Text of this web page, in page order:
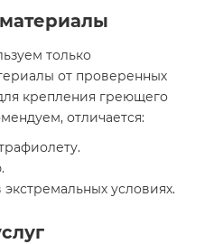
только
от проверенных
крепления греющего
отличается:
условиях.